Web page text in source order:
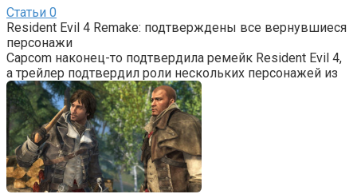
Статьи 0
Resident Evil 4 Remake: подтверждены все вернувшиеся
персонажи
Capcom наконец-то подтвердила ремейк Resident Evil 4,
а трейлер подтвердил роли нескольких персонажей из